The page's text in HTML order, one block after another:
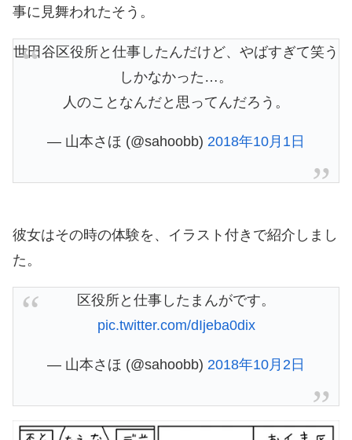
事に見舞われたそう。
世田谷区役所と仕事したんだけど、やばすぎて笑う
しかなかった…。
人のことなんだと思ってんだろう。
— 山本さほ (@sahoobb) 2018年10月1日
彼女はその時の体験を、イラスト付きで紹介しまし
た。
区役所と仕事したまんがです。
pic.twitter.com/dIjeba0dix
— 山本さほ (@sahoobb) 2018年10月2日